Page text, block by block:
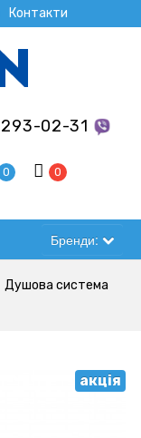
Контакти
293-02-31
0 0
Бренди:
Душова система
акція